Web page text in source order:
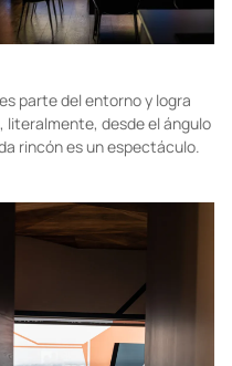
parte del entorno y logra
desde el ángulo
rincón es un espectáculo.